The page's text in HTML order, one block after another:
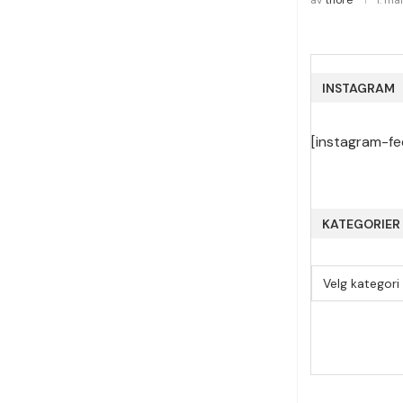
INSTAGRAM
[instagram-
KATEGORIER